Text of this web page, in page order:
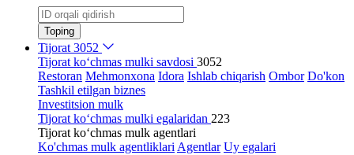
Toping
Tijorat 3052
Tijorat ko‘chmas mulki savdosi 3052
Restoran Mehmonxona Idora Ishlab chiqarish Ombor Do'kon
Tashkil etilgan biznes
Investitsion mulk
Tijorat ko‘chmas mulki egalaridan 223
Tijorat ko‘chmas mulk agentlari
Ko'chmas mulk agentliklari Agentlar Uy egalari